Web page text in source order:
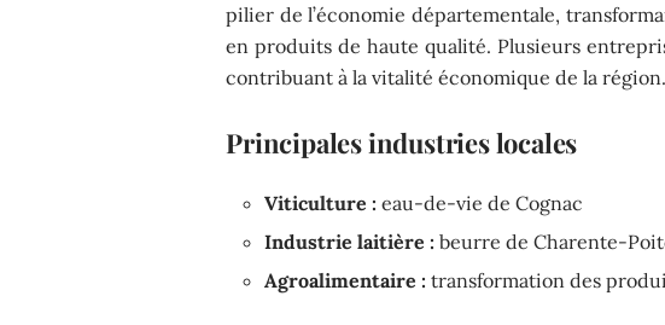
pilier de l’économie départementale,
en produits de haute qualité. Plusieurs
contribuant à la vitalité économique de la région.
Principales industries locales
Viticulture : eau-de-vie de Cognac
Industrie laitière : beurre de Charente-
Agroalimentaire : transformation des